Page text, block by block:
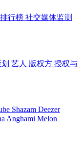
排行榜 社交媒体监测
艺人 版权方 授权与
Shazam Deezer
Anghami Melon